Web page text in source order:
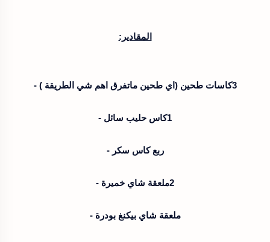
المقادير:
3كاسات طحين (اي طحين ماتفرق اهم شي الطريقة ) -
1كاس حليب سائل -
ربع كاس سكر -
2ملعقة شاي خميرة -
ملعقة شاي بيكنغ بودرة -